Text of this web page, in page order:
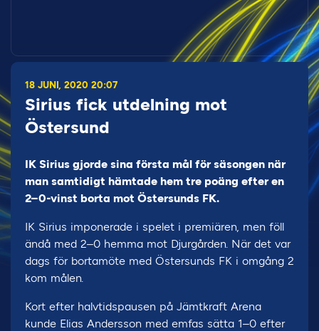
18 JUNI, 2020 20:07
Sirius fick utdelning mot
Östersund
IK Sirius gjorde sina första mål för säsongen när
man samtidigt hämtade hem tre poäng efter en
2–0-vinst borta mot Östersunds FK.
IK Sirius imponerade i spelet i premiären, men föll
ändå med 2–0 hemma mot Djurgården. När det var
dags för bortamöte med Östersunds FK i omgång 2
kom målen.
Kort efter halvtidspausen på Jämtkraft Arena
kunde Elias Andersson med emfas sätta 1–0 efter